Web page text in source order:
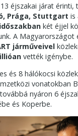
éjszakai járat
Prága, Stuttgart is
két éjjel
A Magyarországot
járműveivel
vették igénybe.
és 8 hálókocsi
vonatokban
nyáron 6
és Koperbe.